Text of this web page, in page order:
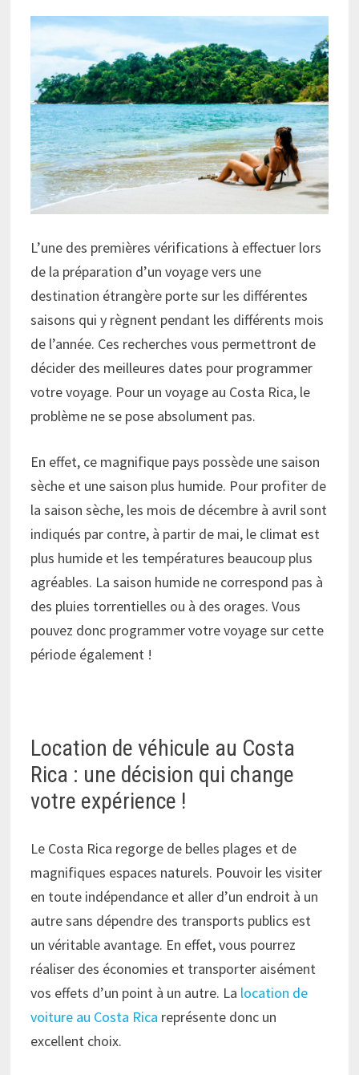
L’une des premières vérifications à effectuer lors
de la préparation d’un voyage vers une
destination étrangère porte sur les différentes
saisons qui y règnent pendant les différents mois
de l’année. Ces recherches vous permettront de
décider des meilleures dates pour programmer
votre voyage. Pour un voyage au Costa Rica, le
problème ne se pose absolument pas.
En effet, ce magnifique pays possède une saison
sèche et une saison plus humide. Pour profiter de
la saison sèche, les mois de décembre à avril sont
indiqués par contre, à partir de mai, le climat est
plus humide et les températures beaucoup plus
agréables. La saison humide ne correspond pas à
des pluies torrentielles ou à des orages. Vous
pouvez donc programmer votre voyage sur cette
période également !
Location de véhicule au Costa
Rica : une décision qui change
votre expérience !
Le Costa Rica regorge de belles plages et de
magnifiques espaces naturels. Pouvoir les visiter
en toute indépendance et aller d’un endroit à un
autre sans dépendre des transports publics est
un véritable avantage. En effet, vous pourrez
réaliser des économies et transporter aisément
vos effets d’un point à un autre. La location de
voiture au Costa Rica représente donc un
excellent choix.